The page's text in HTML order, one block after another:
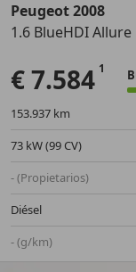
Anterior
Peugeot 2008
1.6 BlueHDI Allure
€ 7.584
153.937 km
73 kW (99 CV)
- (Propietarios)
Diésel
- (g/km)